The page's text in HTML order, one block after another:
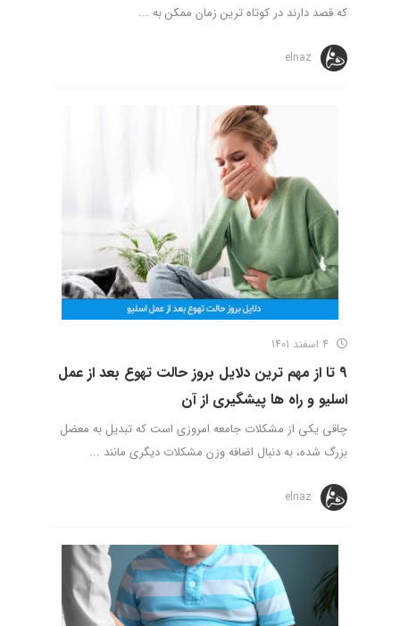
که قصد دارند در کوتاه ترین زمان ممکن به ...
elnaz
9 تا از مهم ترین دلایل بروز حالت تهوع بعد از عمل
اسلیو و راه ها پیشگیری از آن
چاقی یکی از مشکلات جامعه امروزی است که تبدیل به معضل
بزرگ شده، به دنبال اضافه وزن مشکلات دیگری مانند ...
elnaz